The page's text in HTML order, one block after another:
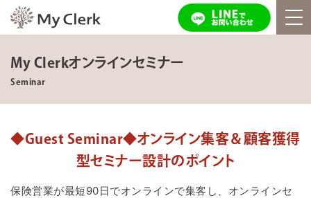
My Clerkオンラインセミナー
Seminar
◆Guest Seminar◆オンライン集客＆顧客獲得
型セミナー設計のポイント
保険営業が最短90日でオンラインで集客し、オンラインセ